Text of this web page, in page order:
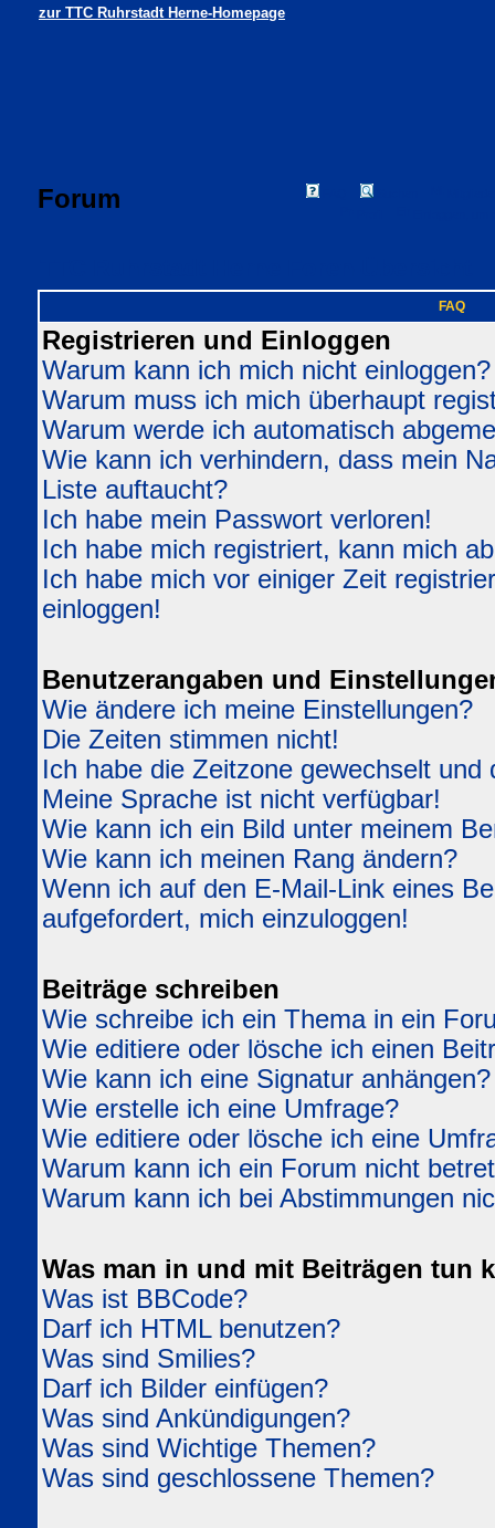
zur TTC Ruhrstadt Herne-Homepage
Forum
FAQ
Registrieren und Einloggen
Warum kann ich mich nicht einloggen?
Warum muss ich mich überhaupt
Warum werde ich automatisch
Wie kann ich verhindern, dass mein
Liste auftaucht?
Ich habe mein Passwort verloren!
Ich habe mich registriert, kann mich
Ich habe mich vor einiger Zeit
einloggen!
Benutzerangaben und
Wie ändere ich meine Einstellungen?
Die Zeiten stimmen nicht!
Ich habe die Zeitzone gewechselt
Meine Sprache ist nicht verfügbar!
Wie kann ich ein Bild unter meinem
Wie kann ich meinen Rang ändern?
Wenn ich auf den E-Mail-Link eines
aufgefordert, mich einzuloggen!
Beiträge schreiben
Wie schreibe ich ein Thema in ein
Wie editiere oder lösche ich einen
Wie kann ich eine Signatur anhängen?
Wie erstelle ich eine Umfrage?
Wie editiere oder lösche ich eine
Warum kann ich ein Forum nicht
Warum kann ich bei Abstimmungen
Was man in und mit Beiträgen tun
Was ist BBCode?
Darf ich HTML benutzen?
Was sind Smilies?
Darf ich Bilder einfügen?
Was sind Ankündigungen?
Was sind Wichtige Themen?
Was sind geschlossene Themen?